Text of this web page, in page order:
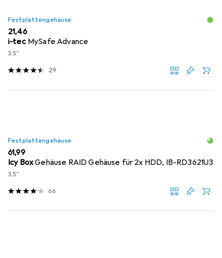
Festplattengehäuse
EUR
21,46
i-tec MySafe Advance
3.5"
29
Festplattengehäuse
EUR
61,99
Icy BoxGehäuse RAID Gehäuse für 2x HDD, IB-RD3621U3
3.5"
66